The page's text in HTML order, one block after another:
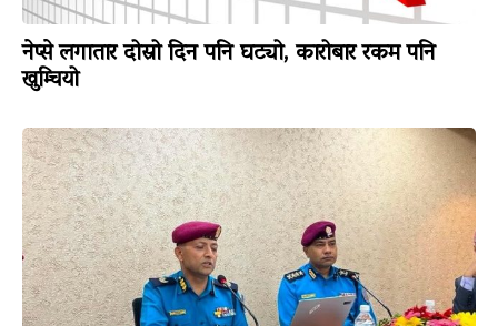
नेप्से लगातार दोस्रो दिन पनि घट्यो, कारोबार रकम पनि
खुम्चियो